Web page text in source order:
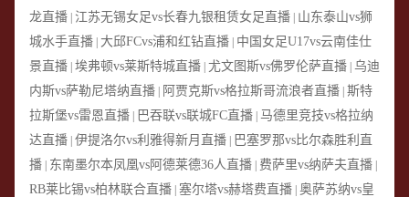
龙直播 江苏无锡女足vs长春九银租赁女足直播 山东泰山vs狮
城水手直播 大邱FCvs浦和红钻直播 中国女足U17vs云南佳仕
景直播 埃弗顿vs莱斯特城直播 尤文图斯vs佛罗伦萨直播 乌迪
内斯vs萨勒尼塔纳直播
阿贾克斯vs格拉斯哥流浪者直播 斯特
拉斯堡vs雷恩直播
巴吞联vs联城FC直播 马德里竞技vs格拉纳
达直播 伊提洛尔vs利雅得新月直播
巴塞罗那vs比尔森胜利直
播 东南墨尔本凤凰vs阿德莱德36人直播 费萨里vs纳萨夫直播
RB莱比锡vs柏林联合直播 塞尔塔vs赫塔费直播 奥萨苏纳vs皇